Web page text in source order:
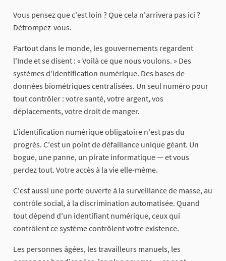
Vous pensez que c'est loin ? Que cela n'arrivera pas ici ?
Détrompez-vous.
Partout dans le monde, les gouvernements regardent
l'Inde et se disent : « Voilà ce que nous voulons. » Des
systèmes d'identification numérique. Des bases de
données biométriques centralisées. Un seul numéro pour
tout contrôler : votre santé, votre argent, vos
déplacements, votre droit de manger.
L'identification numérique obligatoire n'est pas du
progrès. C'est un point de défaillance unique géant. Un
bogue, une panne, un pirate informatique — et vous
perdez tout. Votre accès à la vie elle-même.
C'est aussi une porte ouverte à la surveillance de masse, au
contrôle social, à la discrimination automatisée. Quand
tout dépend d'un identifiant numérique, ceux qui
contrôlent ce système contrôlent votre existence.
Les personnes âgées, les travailleurs manuels, les